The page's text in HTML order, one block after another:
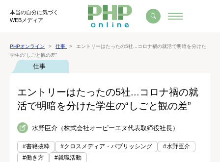
本当の自分に気づく
WEBメディア
PHPオンライン 仕事
エントリーはたったの5社...コロナ禍の就活で明暗を分けた
学生の“しごと観の差”
仕事
エントリーはたったの5社...コロナ禍の就
活で明暗を分けた学生の“しごと観の差”
水野臣介（株式会社オーピーエヌ代表取締役社長）
#書籍抜粋 #クロスメディア・パブリッシング
#水野臣介
#働き方
#就職活動